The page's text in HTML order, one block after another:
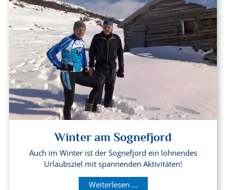
Winter am Sognefjord
Auch im Winter ist der Sognefjord ein lohnendes
Urlaubsziel mit spannenden Aktivitäten!
Weiterlesen ...